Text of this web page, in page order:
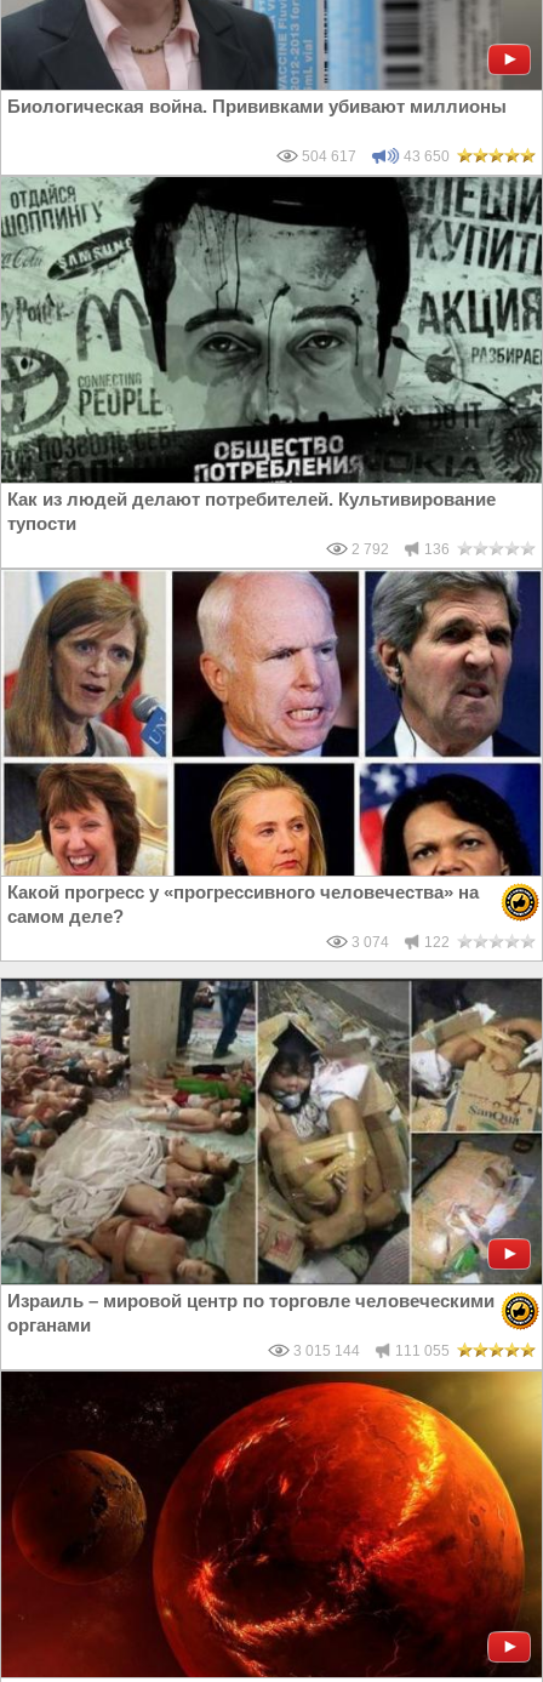
Биологическая война. Прививками убивают миллионы
504 617 43 650
Как из людей делают потребителей. Культивирование
тупости
2 792 136
Какой прогресс у «прогрессивного человечества» на
самом деле?
3 074 122
Израиль – мировой центр по торговле человеческими
органами
3 015 144 111 055